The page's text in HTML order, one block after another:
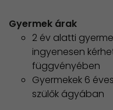
Gyermek árak
2 év alatti
ingyenesen
függvényében
​Gyermekek 6
szülők ágyában